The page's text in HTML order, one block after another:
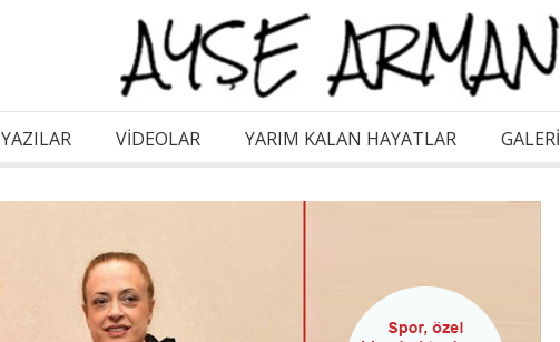
YAZILAR VİDEOLAR YARIM KALAN HAYATLAR GALERI